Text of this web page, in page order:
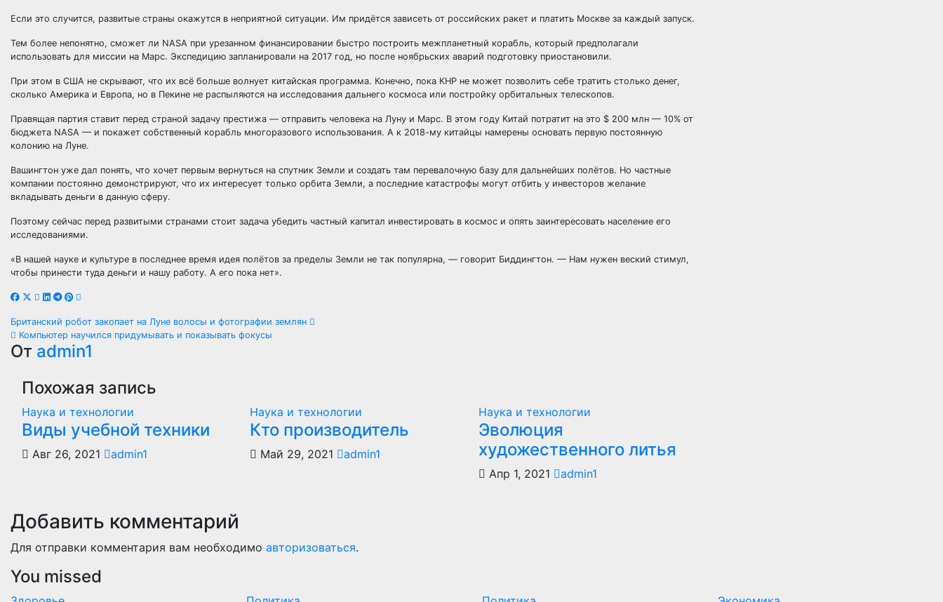
Если это случится, развитые страны окажутся в неприятной ситуации. Им придётся зависеть от российских ракет и платить Москве за каждый запуск.
Тем более непонятно, сможет ли NASA при урезанном финансировании быстро построить межпланетный корабль, который предполагали
использовать для миссии на Марс. Экспедицию запланировали на 2017 год, но после ноябрьских аварий подготовку приостановили.
При этом в США не скрывают, что их всё больше волнует китайская программа. Конечно, пока КНР не может позволить себе тратить столько денег,
сколько Америка и Европа, но в Пекине не распыляются на исследования дальнего космоса или постройку орбитальных телескопов.
Правящая партия ставит перед страной задачу престижа — отправить человека на Луну и Марс. В этом году Китай потратит на это $ 200 млн — 10% от
бюджета NASA — и покажет собственный корабль многоразового использования. А к 2018-му китайцы намерены основать первую постоянную
колонию на Луне.
Вашингтон уже дал понять, что хочет первым вернуться на спутник Земли и создать там перевалочную базу для дальнейших полётов. Но частные
компании постоянно демонстрируют, что их интересует только орбита Земли, а последние катастрофы могут отбить у инвесторов желание
вкладывать деньги в данную сферу.
Поэтому сейчас перед развитыми странами стоит задача убедить частный капитал инвестировать в космос и опять заинтересовать население его
исследованиями.
«В нашей науке и культуре в последнее время идея полётов за пределы Земли не так популярна, — говорит Биддингтон. — Нам нужен веский стимул,
чтобы принести туда деньги и нашу работу. А его пока нет».
Навигация
по
записям
Британский робот закопает на Луне волосы и фотографии землян
Компьютер научился придумывать и показывать фокусы
От admin1
Похожая запись
Наука и технологии
Виды учебной техники
Авг 26, 2021 admin1
Наука и технологии
Кто производитель
Май 29, 2021 admin1
Наука и технологии
Эволюция
художественного литья
Апр 1, 2021 admin1
Добавить комментарий
Для отправки комментария вам необходимо авторизоваться.
You missed